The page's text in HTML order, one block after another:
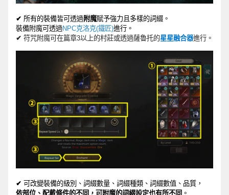
✔ 所有的裝備皆可透過附魔賦予強力且多樣的詞綴。
裝備附魔可透過NPC克洛克(鐵匠)進行。
✔ 符咒附魔可在篇章3以上的村莊或透過薩魯托的星星融合器進行。
✔ 可改變裝備的級別、詞綴數量、詞綴種類、詞綴數值 、品質 ，
依部位、配戴條件的不同，可附魔的詞綴設定也有所不同 。